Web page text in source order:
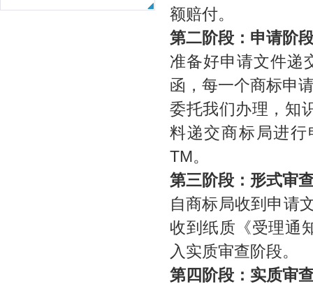
额赔付。
第二阶段：申请阶
准备好申请文件递
函，每一个商标申
委托我们办理，知
料递交商标局进行
TM。
第三阶段：形式审
自商标局收到申请
收到纸质《受理通
入实质审查阶段。
第四阶段：实质审